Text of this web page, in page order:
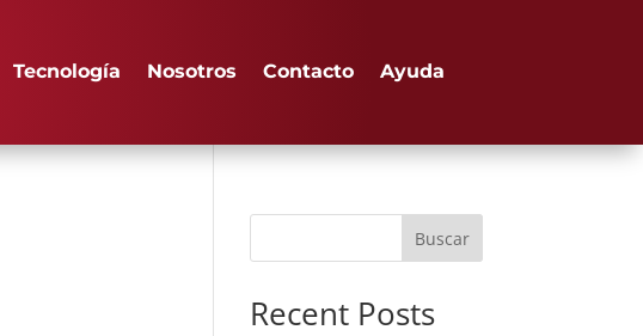
Tecnología Nosotros Contacto Ayuda
Buscar
Recent Posts